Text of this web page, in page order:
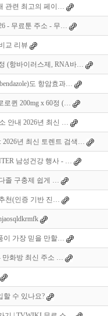
관련 최고의 페이…
- 무료툰 주소 - 무…
교 리뷰
(항바이러스제, RNA바…
도 항암효과…
로퀸 200mg x 60정 (…
안내 2026년 최신 …
2026년 최신 토렌트 검색…
남성건강 행사 - …
졸 구충제 쉽게 …
천(인증 기반 진…
이 가장 믿을 만할…
만화방 최신 주소 …
할 수 있나요?